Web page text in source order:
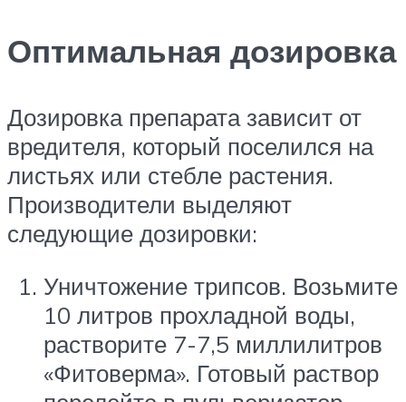
Оптимальная дозировка
Дозировка препарата зависит от
вредителя, который поселился на
листьях или стебле растения.
Производители выделяют
следующие дозировки:
Уничтожение трипсов. Возьмите
10 литров прохладной воды,
растворите 7-7,5 миллилитров
«Фитоверма». Готовый раствор